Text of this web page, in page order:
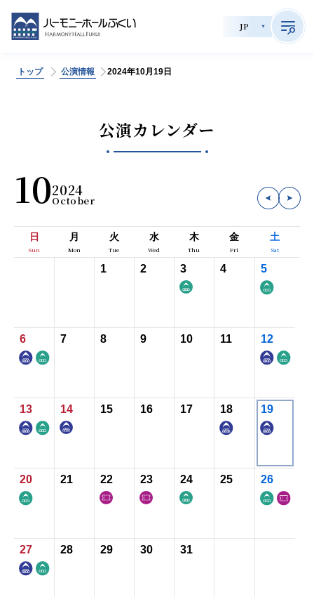
JP
チケット購入
貸館利用
お知らせ
トップ 公演情報 2024年10月19日
公演カレンダー
2024
10
日 月 火 水 木 金 土
1 2 3 4 5
6 7 8 9 10 11 12
13 14 15 16 17 18 19
20 21 22 23 24 25 26
27 28 29 30 31